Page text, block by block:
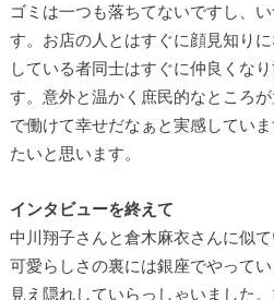
ゴミは一つも落ちてないですし、
す。お店の人とはすぐに顔見知り
している者同士はすぐに仲良くな
す。意外と温かく庶民的なところ
で働けて幸せだなぁと実感してい
たいと思います。
インタビューを終えて
中川翔子さんと倉木麻衣さんに似て
可愛らしさの裏には銀座でやって
見え隠れしていらっしゃいました